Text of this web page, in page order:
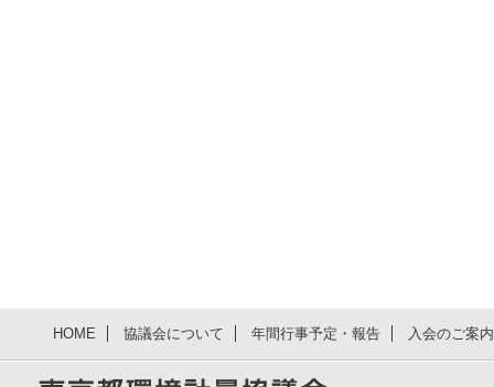
HOME 協議会について 年間行事予定・報告 入会のご案